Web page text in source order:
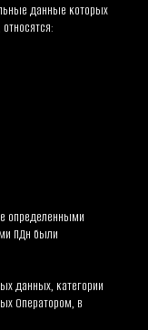
данные которых
определенными
ПДн были
данных, категории
Оператором, в